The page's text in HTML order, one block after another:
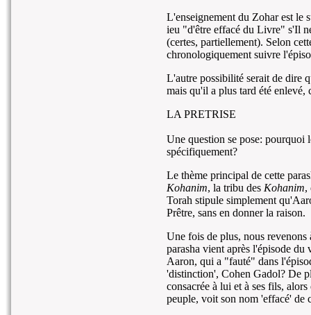
L'enseignement du Zohar est le
ieu "d'être effacé du Livre" s'Il
(certes, partiellement). Selon
chronologiquement suivre
L'autre possibilité serait de dire
mais qu'il a plus tard été enlevé,
LA PRETRISE
Une question se pose: pourquoi
spécifiquement?
Le thème principal de cette
Kohanim, la tribu des Kohanim,
Torah stipule simplement
Prêtre, sans en donner la raison.
Une fois de plus, nous revenons
parasha vient après l'épisode
Aaron, qui a "fauté" dans
'distinction', Cohen Gadol? De
consacrée à lui et à ses fils,
peuple, voit son nom 'effacé' de